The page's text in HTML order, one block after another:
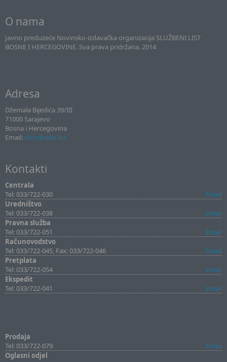
O nama
Javno preduzeće Novinsko-izdavačka organizacija SLUŽBENI LIST
BOSNE I HERCEGOVINE. Sva prava pridržana. 2014
Adresa
Džemala Bijedića 39/III
71000 Sarajevo
Bosna i Hercegovina
Email: sllist@sllist.ba
Kontakti
Centrala
Tel: 033/722-030
Email
Uredništvo
Tel: 033/722-038
Email
Pravna služba
Tel: 033/722-051
Email
Računovodstvo
Tel: 033/722-045, Fax: 033/722-046
Email
Pretplata
Tel: 033/722-054
Email
Ekspedit
Tel: 033/722-041
Email
Prodaja
Tel: 033/722-079
Email
Oglasni odjel